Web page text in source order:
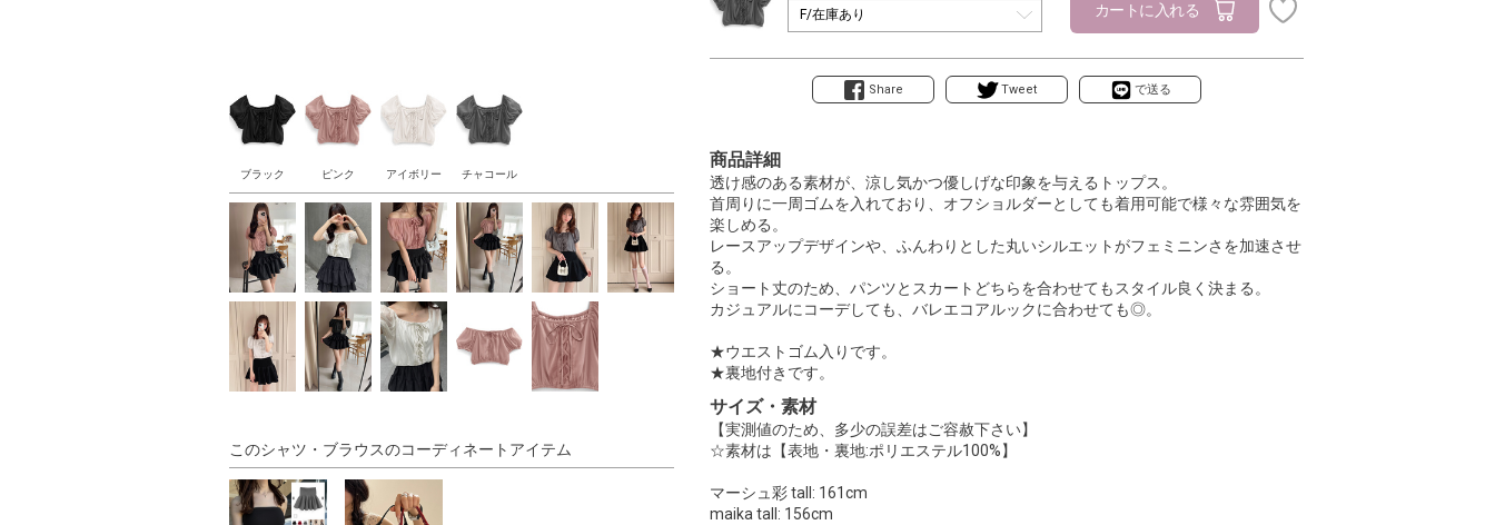
ブラック ピンク アイボリー チャコール
カートに入れる
Share Tweet で送る
商品詳細
透け感のある素材が、涼し気かつ優しげな印象を与えるトップス。
首周りに一周ゴムを入れており、オフショルダーとしても着用可能で様々な雰囲気を
楽しめる。
レースアップデザインや、ふんわりとした丸いシルエットがフェミニンさを加速させ
る。
ショート丈のため、パンツとスカートどちらを合わせてもスタイル良く決まる。
カジュアルにコーデしても、バレエコアルックに合わせても◎。
★ウエストゴム入りです。
★裏地付きです。
サイズ・素材
【実測値のため、多少の誤差はご容赦下さい】
☆素材は【表地・裏地:ポリエステル100%】
マーシュ彩 tall: 161cm
maika tall: 156cm
このシャツ・ブラウスのコーディネートアイテム